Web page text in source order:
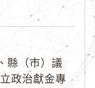
縣（市）議
政治獻金專